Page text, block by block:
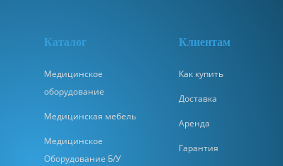
Каталог
Медицинское
оборудование
Медицинская мебель
Медицинское
Оборудование Б/У
Клиентам
Как купить
Доставка
Аренда
Гарантия